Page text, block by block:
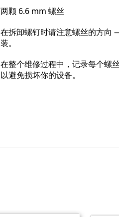
两颗 6.6 mm 螺丝
在拆卸螺钉时请注意螺丝的方
装。
在整个维修过程中，记录每个螺
以避免损坏你的设备。